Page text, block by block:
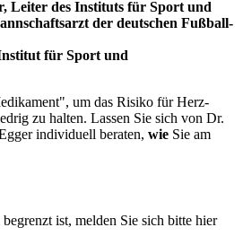
Leiter des Instituts für Sport und
der deutschen Fußball-
für Sport und
um das Risiko für Herz-
zu halten. Lassen Sie sich von Dr.
individuell beraten, wie Sie am
ist, melden Sie sich bitte hier